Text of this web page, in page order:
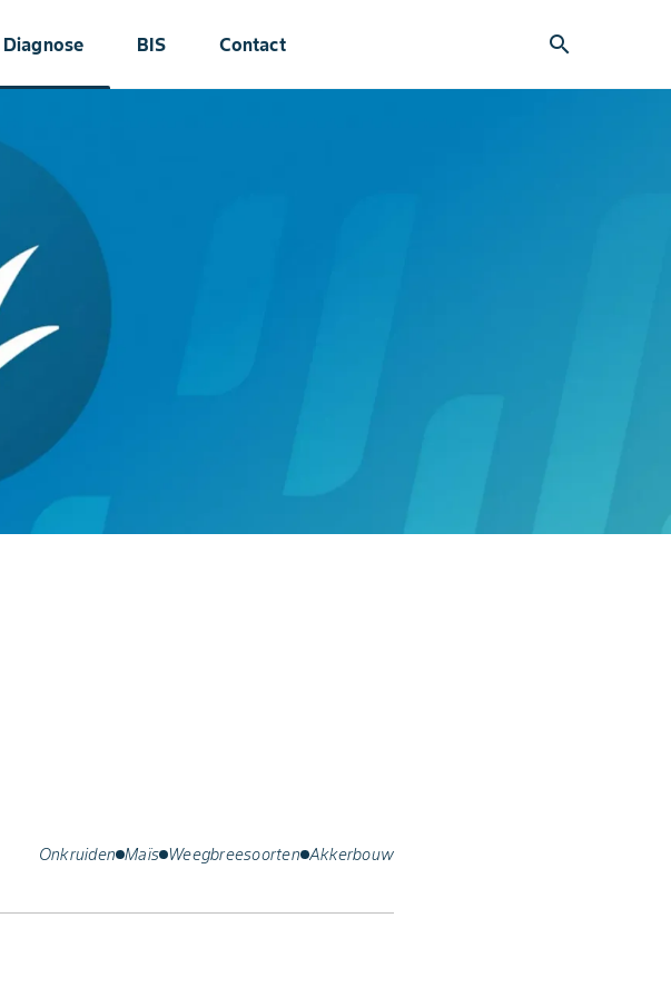
Diagnose BIS Contact search
Onkruiden Maïs Weegbreesoorten Akkerbouw